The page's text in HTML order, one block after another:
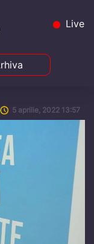
Live
5 aprilie, 2022 13:57